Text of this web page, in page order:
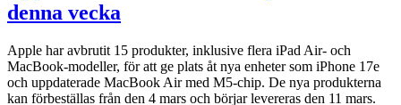
denna vecka
Apple har avbrutit 15 produkter, inklusive flera iPad Air- och
MacBook-modeller, för att ge plats åt nya enheter som iPhone 17e
och uppdaterade MacBook Air med M5-chip. De nya produkterna
kan förbeställas från den 4 mars och börjar levereras den 11 mars.